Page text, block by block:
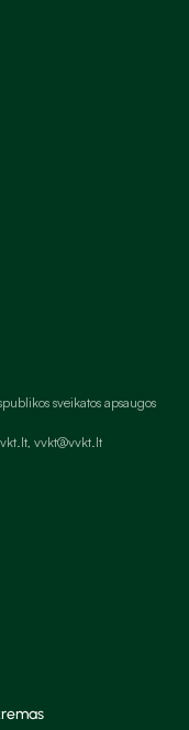
sveikatos apsaugos
vvkt@vvkt.lt